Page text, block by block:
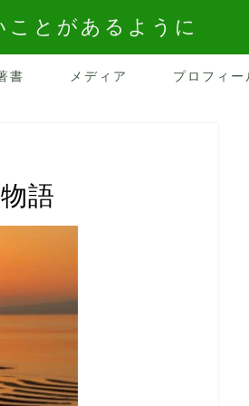
ことがあるように
書 メディア プロフィー
語